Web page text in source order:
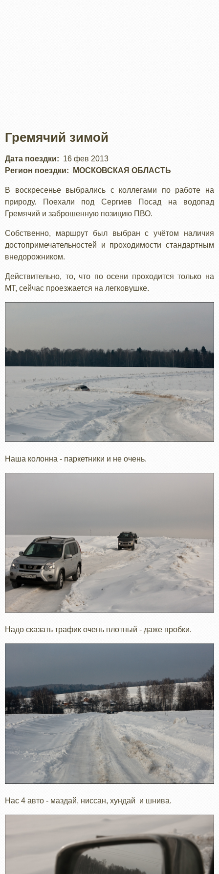
Гремячий зимой
Дата поездки
16 фев 2013
Регион поездки
МОСКОВСКАЯ ОБЛАСТЬ
В воскресенье выбрались с коллегами по работе на
природу. Поехали под Сергиев Посад на водопад
Гремячий и заброшенную позицию ПВО.
Собственно, маршрут был выбран с учётом наличия
достопримечательностей и проходимости стандартным
внедорожником.
Действительно, то, что по осени проходится только на
МТ, сейчас проезжается на легковушке.
Наша колонна - паркетники и не очень.
Надо сказать трафик очень плотный - даже пробки.
Нас 4 авто - маздай, ниссан, хундай и шнива.